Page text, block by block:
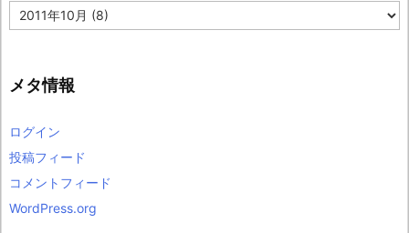
ア
ー
ブ
メタ情報
ログイン
投稿フィード
コメントフィード
WordPress.org